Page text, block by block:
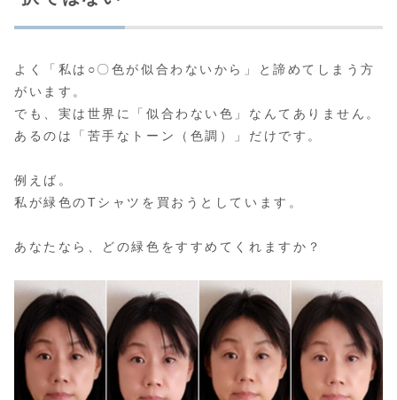
よく「私は○〇色が似合わないから」と諦めてしまう方
がいます。
でも、実は世界に「似合わない色」なんてありません。
あるのは「苦手なトーン（色調）」だけです。
例えば。
私が緑色のTシャツを買おうとしています。
あなたなら、どの緑色をすすめてくれますか？